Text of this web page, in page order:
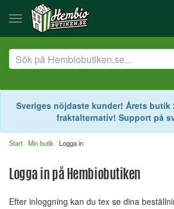
Sveriges nöjdaste kunder! Årets butik
fraktalternativ! Support på
Start Min butik Logga in
Logga in på Hembiobutiken
Efter inloggning kan du tex se dina